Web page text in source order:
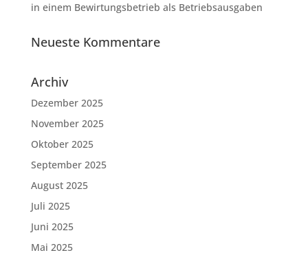
in einem Bewirtungsbetrieb als Betriebsausgaben
Neueste Kommentare
Archiv
Dezember 2025
November 2025
Oktober 2025
September 2025
August 2025
Juli 2025
Juni 2025
Mai 2025